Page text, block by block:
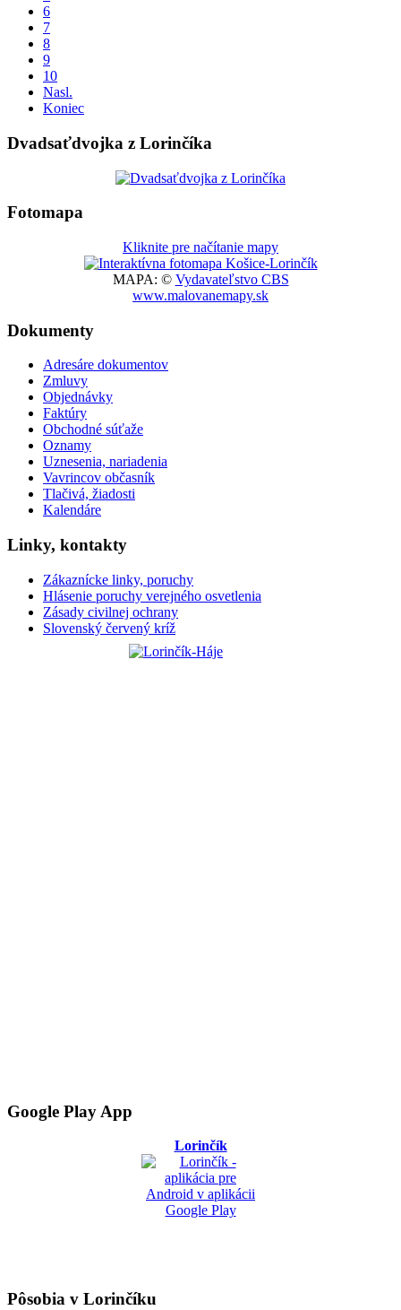
6
7
8
9
10
Nasl.
Koniec
Dvadsaťdvojka z Lorinčíka
Fotomapa
Kliknite pre načítanie mapy
MAPA: © Vydavateľstvo CBS
www.malovanemapy.sk
Dokumenty
Adresáre dokumentov
Zmluvy
Objednávky
Faktúry
Obchodné súťaže
Oznamy
Uznesenia, nariadenia
Vavrincov občasník
Tlačivá, žiadosti
Kalendáre
Linky, kontakty
Zákaznícke linky, poruchy
Hlásenie poruchy verejného osvetlenia
Zásady civilnej ochrany
Slovenský červený kríž
Google Play App
Lorinčík
Pôsobia v Lorinčíku